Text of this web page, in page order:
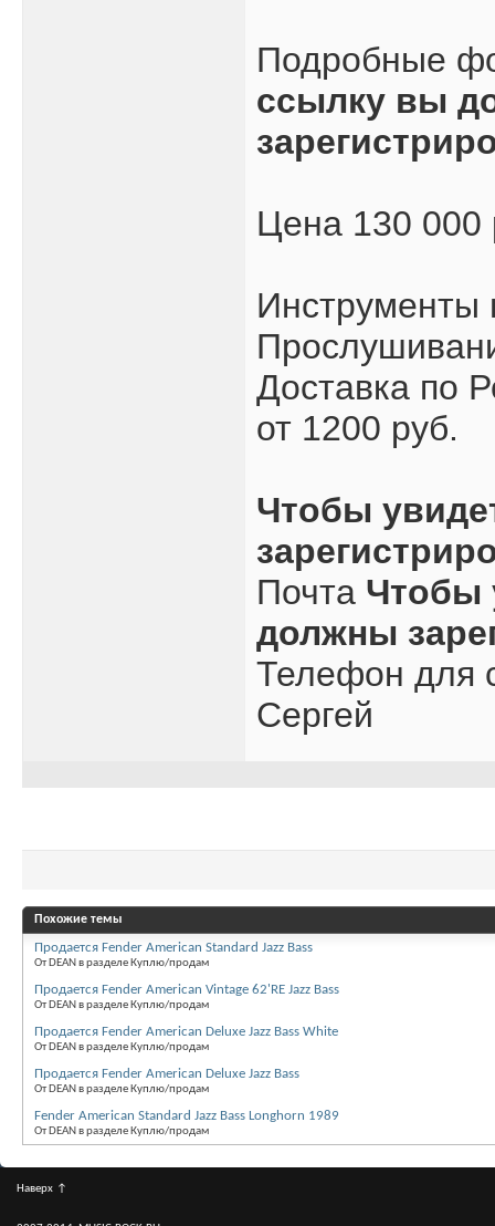
Подробные
ссылку вы
Цена 130 000
Инструменты
Доставка по
от 1200 руб.
Чтобы
Почта Чтобы
должны
Телефон для
Сергей
Похожие темы
Продается Fender American Standard Jazz Bass
От DEAN в разделе Куплю/продам
Продается Fender American Vintage 62'RE Jazz Bass
От DEAN в разделе Куплю/продам
Продается Fender American Deluxe Jazz Bass White
От DEAN в разделе Куплю/продам
Продается Fender American Deluxe Jazz Bass
От DEAN в разделе Куплю/продам
Fender American Standard Jazz Bass Longhorn 1989
От DEAN в разделе Куплю/продам
Наверх ↑